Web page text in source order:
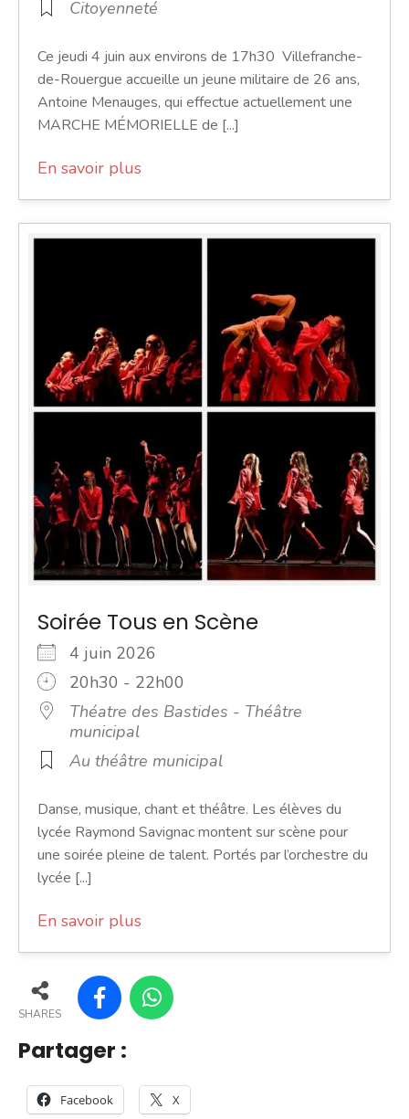
Citoyenneté
Ce jeudi 4 juin aux environs de 17h30 Villefranche-
de-Rouergue accueille un jeune militaire de 26 ans,
Antoine Menauges, qui effectue actuellement une
MARCHE MÉMORIELLE de [...]
En savoir plus
Soirée Tous en Scène
4 juin 2026
20h30 - 22h00
Théatre des Bastides - Théâtre
municipal
Au théâtre municipal
Danse, musique, chant et théâtre. Les élèves du
lycée Raymond Savignac montent sur scène pour
une soirée pleine de talent. Portés par l’orchestre du
lycée [...]
En savoir plus
SHARES
Partager :
Facebook X